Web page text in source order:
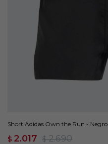
Short Adidas Own the Run - Negro
$ 2.017 $ 2.690